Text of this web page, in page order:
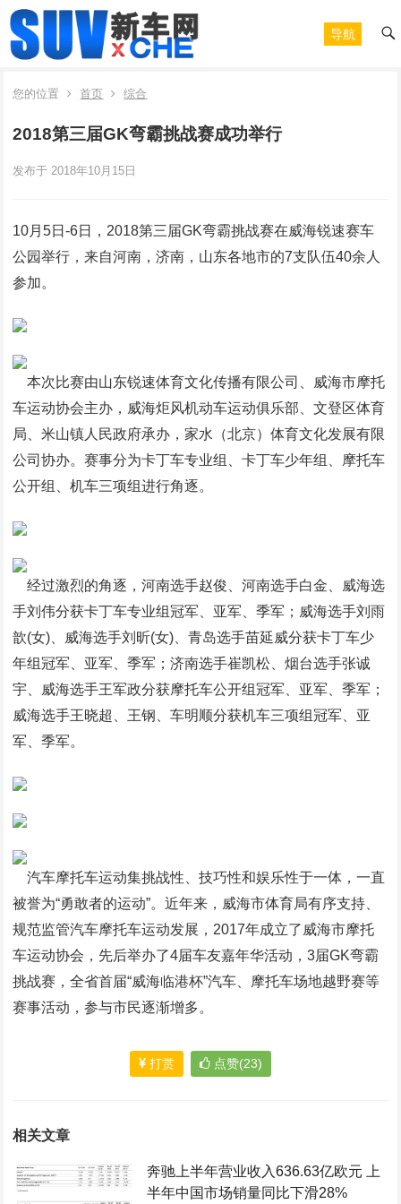
导航
您的位置 首页 综合
2018第三届GK弯霸挑战赛成功举行
发布于 2018年10月15日
10月5日-6日，2018第三届GK弯霸挑战赛在威海锐速赛车
公园举行，来自河南，济南，山东各地市的7支队伍40余人
参加。
本次比赛由山东锐速体育文化传播有限公司、威海市摩托
车运动协会主办，威海炬风机动车运动俱乐部、文登区体育
局、米山镇人民政府承办，家水（北京）体育文化发展有限
公司协办。赛事分为卡丁车专业组、卡丁车少年组、摩托车
公开组、机车三项组进行角逐。
经过激烈的角逐，河南选手赵俊、河南选手白金、威海选
手刘伟分获卡丁车专业组冠军、亚军、季军；威海选手刘雨
歆(女)、威海选手刘昕(女)、青岛选手苗延威分获卡丁车少
年组冠军、亚军、季军；济南选手崔凯松、烟台选手张诚
宇、威海选手王军政分获摩托车公开组冠军、亚军、季军；
威海选手王晓超、王钢、车明顺分获机车三项组冠军、亚
军、季军。
汽车摩托车运动集挑战性、技巧性和娱乐性于一体，一直
被誉为“勇敢者的运动”。近年来，威海市体育局有序支持、
规范监管汽车摩托车运动发展，2017年成立了威海市摩托
车运动协会，先后举办了4届车友嘉年华活动，3届GK弯霸
挑战赛，全省首届“威海临港杯”汽车、摩托车场地越野赛等
赛事活动，参与市民逐渐增多。
打赏 点赞(23)
相关文章
奔驰上半年营业收入636.63亿欧元 上
半年中国市场销量同比下滑28%